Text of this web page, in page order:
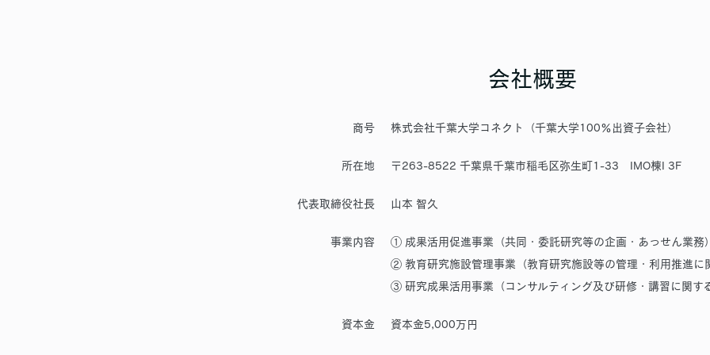
会社概要
商号 株式会社千葉大学コネクト（千葉大学100％出資子会社）
所在地 〒263-8522 千葉県千葉市稲毛区弥生町1-33 IMO棟I 3F
代表取締役社長 山本 智久
事業内容
① 成果活用促進事業（共同・委託研究等の企画・あっせん業務
② 教育研究施設管理事業（教育研究施設等の管理・利用推進に
③ 研究成果活用事業（コンサルティング及び研修・講習に関す
資本金 資本金5,000万円